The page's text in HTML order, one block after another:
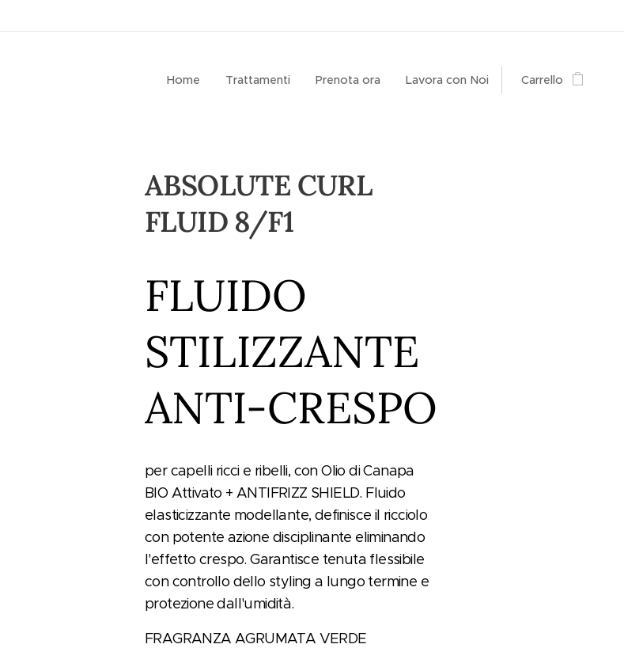
Home Trattamenti Prenota ora Lavora con Noi Carrello
ABSOLUTE CURL
FLUID 8/F1
FLUIDO
STILIZZANTE
ANTI-CRESPO
per capelli ricci e ribelli, con Olio di Canapa
BIO Attivato + ANTIFRIZZ SHIELD. Fluido
elasticizzante modellante, definisce il ricciolo
con potente azione disciplinante eliminando
l'effetto crespo. Garantisce tenuta flessibile
con controllo dello styling a lungo termine e
protezione dall'umidità.
FRAGRANZA AGRUMATA VERDE